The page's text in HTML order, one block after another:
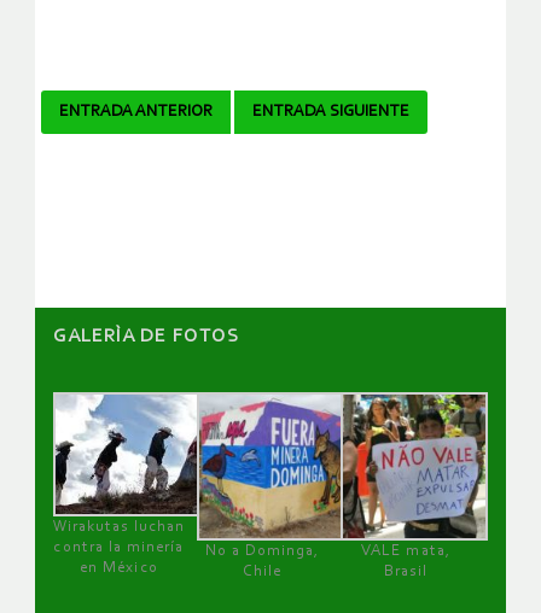
Navegador
ENTRADA ANTERIOR ENTRADA SIGUIENTE
GALERÌA DE FOTOS
Wirakutas luchan
contra la minería
en México
No a Dominga,
Chile
VALE mata,
Brasil